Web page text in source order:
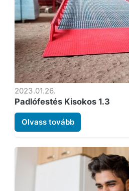
2023.01.26.
Padlófestés Kisokos 1.3
Olvass tovább